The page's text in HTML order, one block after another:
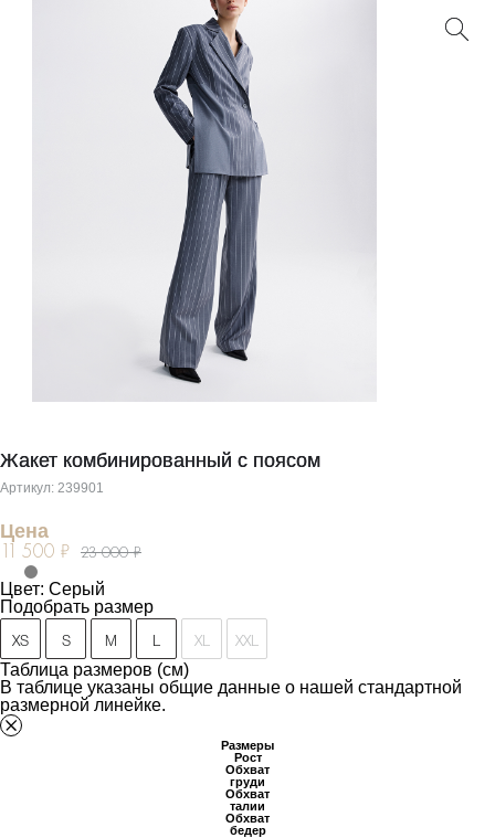
Жакет комбинированный с поясом
Артикул: 239901
Цена
11 500 ₽ 23 000 ₽
Цвет: Серый
Подобрать размер
XS S M XL XXL
Таблица размеров (см)
В таблице указаны общие данные о нашей стандартной
размерной линейке.
Размеры
Рост
Обхват
груди
Обхват
талии
Обхват
бедер